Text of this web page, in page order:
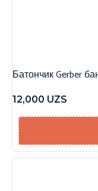
Батончик Gerber
12,000 UZS